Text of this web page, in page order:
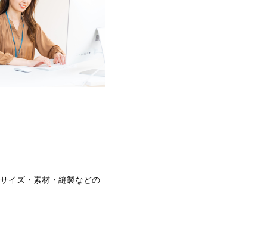
イズ・素材・縫製などの